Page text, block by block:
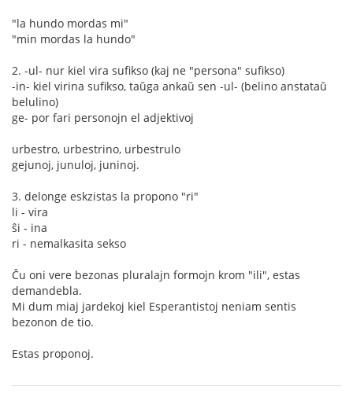
"la hundo mordas mi"
"min mordas la hundo"
2. -ul- nur kiel vira sufikso (kaj ne "persona" sufikso)
-in- kiel virina sufikso, taŭga ankaŭ sen -ul- (belino anstataŭ
belulino)
ge- por fari personojn el adjektivoj
urbestro, urbestrino, urbestrulo
gejunoj, junuloj, juninoj.
3. delonge eskzistas la propono "ri"
li - vira
ŝi - ina
ri - nemalkasita sekso
Ĉu oni vere bezonas pluralajn formojn krom "ili", estas
demandebla.
Mi dum miaj jardekoj kiel Esperantistoj neniam sentis
bezonon de tio.
Estas proponoj.